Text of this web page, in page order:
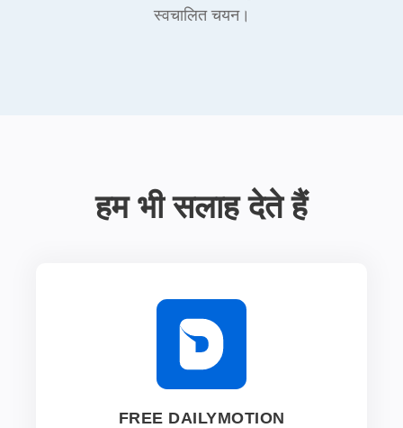
स्वचालित चयन।
हम भी सलाह देते हैं
FREE DAILYMOTION